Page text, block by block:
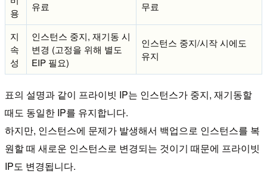
용
유료 무료
지
속
성
인스턴스 중지, 재기동 시
변경 (고정을 위해 별도
EIP 필요)
인스턴스 중지/시작 시에도
유지
표의 설명과 같이 프라이빗 IP는 인스턴스가 중지, 재기동할
때도 동일한 IP를 유지합니다.
하지만, 인스턴스에 문제가 발생해서 백업으로 인스턴스를 복
원할 때 새로운 인스턴스로 변경되는 것이기 때문에 프라이빗
IP도 변경됩니다.